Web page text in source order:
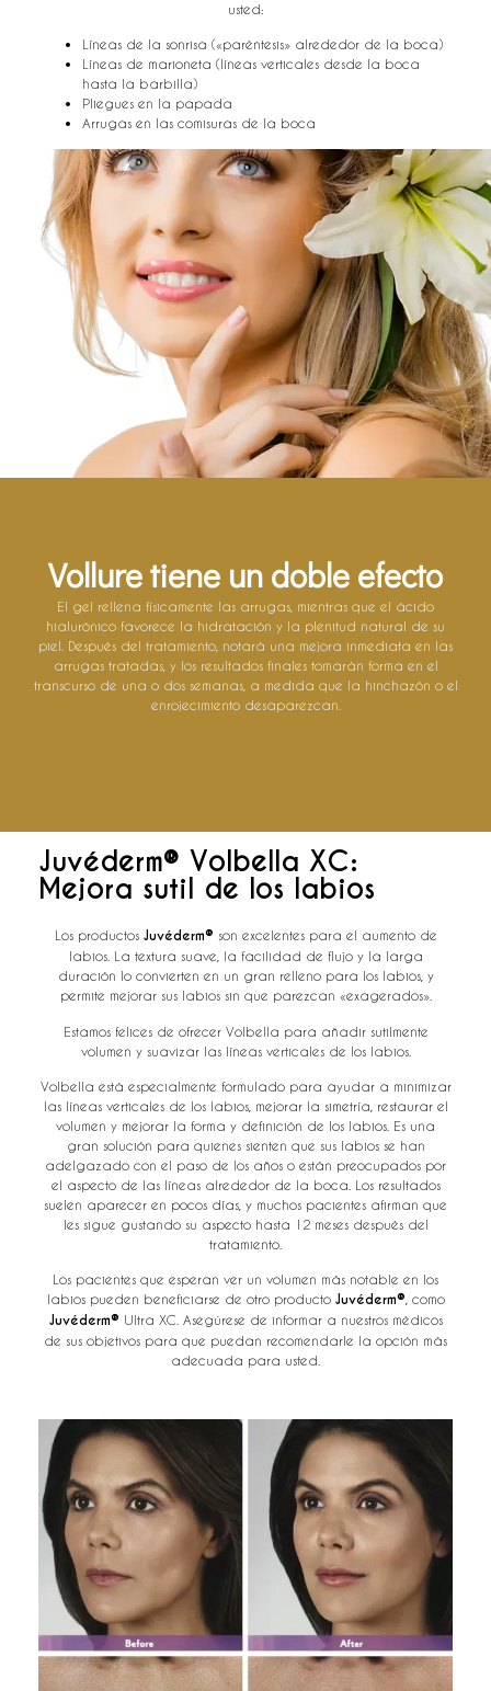
usted:
Líneas de la sonrisa («paréntesis» alrededor de la boca)
Líneas de marioneta (líneas verticales desde la boca
hasta la barbilla)
Pliegues en la papada
Arrugas en las comisuras de la boca
Vollure tiene un doble efecto
El gel rellena físicamente las arrugas, mientras que el ácido
hialurónico favorece la hidratación y la plenitud natural de su
piel. Después del tratamiento, notará una mejora inmediata en las
arrugas tratadas, y los resultados finales tomarán forma en el
transcurso de una o dos semanas, a medida que la hinchazón o el
enrojecimiento desaparezcan.
Juvéderm® Volbella XC:
Mejora sutil de los labios
Los productos Juvéderm® son excelentes para el aumento de
labios. La textura suave, la facilidad de flujo y la larga
duración lo convierten en un gran relleno para los labios, y
permite mejorar sus labios sin que parezcan «exagerados».
Estamos felices de ofrecer Volbella para añadir sutilmente
volumen y suavizar las líneas verticales de los labios.
Volbella está especialmente formulado para ayudar a minimizar
las líneas verticales de los labios, mejorar la simetría, restaurar el
volumen y mejorar la forma y definición de los labios. Es una
gran solución para quienes sienten que sus labios se han
adelgazado con el paso de los años o están preocupados por
el aspecto de las líneas alrededor de la boca. Los resultados
suelen aparecer en pocos días, y muchos pacientes afirman que
les sigue gustando su aspecto hasta 12 meses después del
tratamiento.
Los pacientes que esperan ver un volumen más notable en los
labios pueden beneficiarse de otro producto Juvéderm® , como
Juvéderm® Ultra XC. Asegúrese de informar a nuestros médicos
de sus objetivos para que puedan recomendarle la opción más
adecuada para usted.